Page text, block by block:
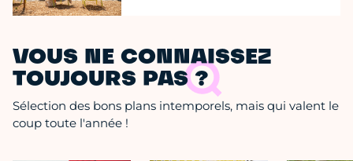
VOUS NE CONNAISSEZ
TOUJOURS PAS ?
Sélection des bons plans intemporels, mais qui valent le
coup toute l'année !